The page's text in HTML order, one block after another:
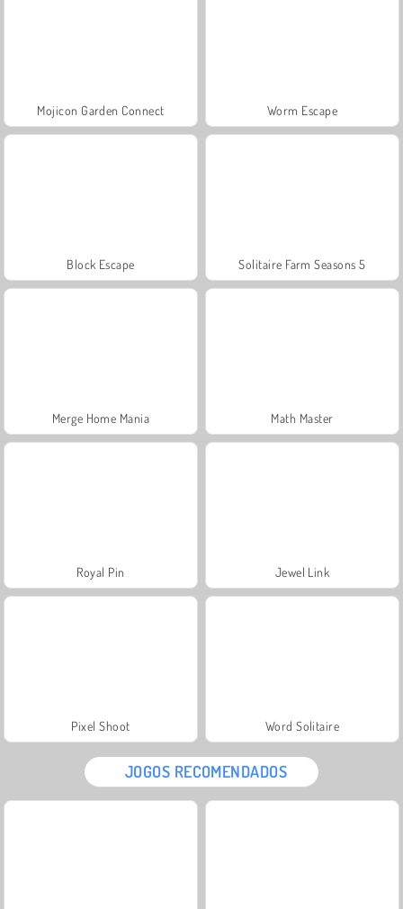
Mojicon Garden Connect Worm Escape
Block Escape Solitaire Farm Seasons 5
Merge Home Mania Math Master
Royal Pin Jewel Link
Pixel Shoot Word Solitaire
JOGOS RECOMENDADOS